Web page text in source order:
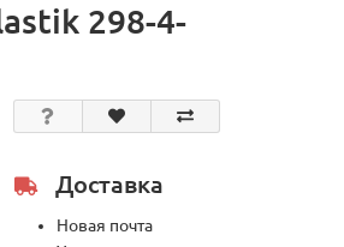
298-4-
Доставка
Новая почта